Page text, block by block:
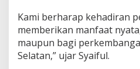
Kami berharap kehadiran
memberikan manfaat
maupun bagi
Selatan,” ujar Syaiful.